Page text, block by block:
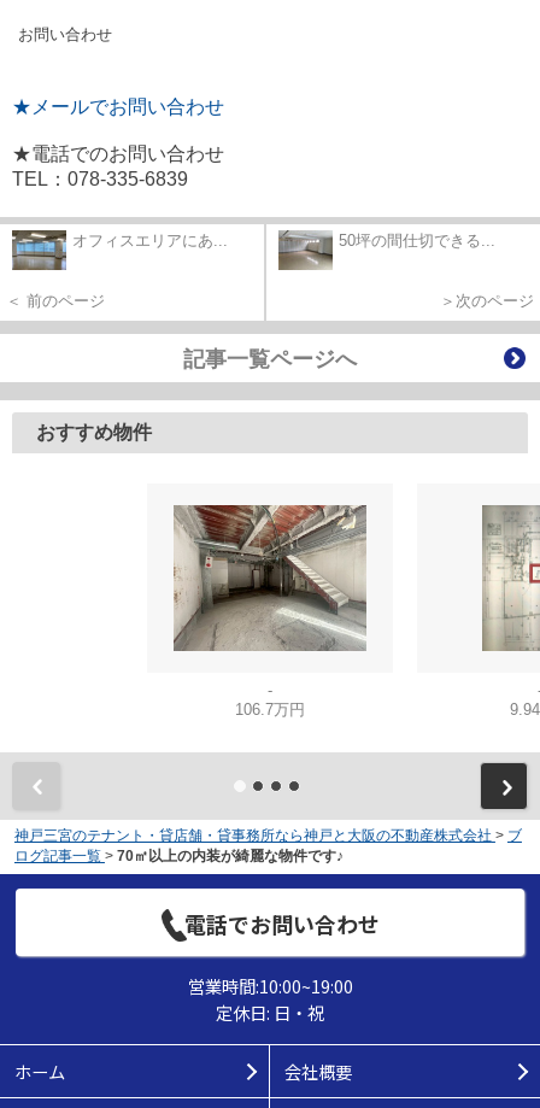
お問い合わせ
★メールでお問い合わせ
★電話でのお問い合わせ
TEL：078-335-6839
オフィスエリアにあ...
＜ 前のページ
50坪の間仕切できる...
＞次のページ
記事一覧ページへ
おすすめ物件
-
106.7万円
神戸三宮のテナント・貸店舗・貸事務所なら神戸と大阪の不動産株式会社 > ブ
ログ記事一覧 > 70㎡以上の内装が綺麗な物件です♪
電話でお問い合わせ
営業時間:10:00~19:00
定休日: 日・祝
ホーム 会社概要